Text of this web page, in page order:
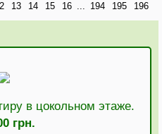
13 14 15 16 ... 194 195 196
в цокольном этаже.
грн.